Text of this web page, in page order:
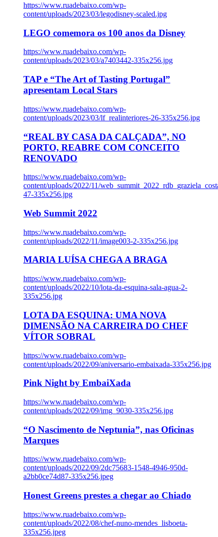
https://www.ruadebaixo.com/wp-
content/uploads/2023/03/legodisney-scaled.jpg
LEGO comemora os 100 anos da Disney
https://www.ruadebaixo.com/wp-
content/uploads/2023/03/a7403442-335x256.jpg
TAP e “The Art of Tasting Portugal”
apresentam Local Stars
https://www.ruadebaixo.com/wp-
content/uploads/2023/03/lf_realinteriores-26-335x256.jpg
“REAL BY CASA DA CALÇADA”, NO
PORTO, REABRE COM CONCEITO
RENOVADO
https://www.ruadebaixo.com/wp-
content/uploads/2022/11/
47-335x256.jpg
Web Summit 2022
https://www.ruadebaixo.com/wp-
content/uploads/2022/11/image003-2-335x256.jpg
MARIA LUÍSA CHEGA A BRAGA
https://www.ruadebaixo.com/wp-
content/uploads/2022/10/lota-da-esquina-sala-agua-2-
335x256.jpg
LOTA DA ESQUINA: UMA NOVA
DIMENSÃO NA CARREIRA DO CHEF
VÍTOR SOBRAL
https://www.ruadebaixo.com/wp-
content/uploads/2022/09/aniversario-embaixada-335x256.jpg
Pink Night by EmbaiXada
https://www.ruadebaixo.com/wp-
content/uploads/2022/09/img_9030-335x256.jpg
“O Nascimento de Neptunia”, nas Oficinas
Marques
https://www.ruadebaixo.com/wp-
content/uploads/2022/09/2dc75683-1548-4946-950d-
a2bb0ce74d87-335x256.jpeg
Honest Greens prestes a chegar ao Chiado
https://www.ruadebaixo.com/wp-
content/uploads/2022/08/chef-nuno-mendes_lisboeta-
335x256.jpeg